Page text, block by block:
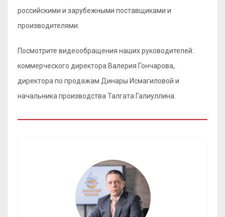
российскими и зарубежными поставщиками и
производителями.
Посмотрите видеообращения наших руководителей:
коммерческого директора Валерия Гончарова,
директора по продажам Динары Исмагиловой и
начальника производства Талгата Галиуллина.